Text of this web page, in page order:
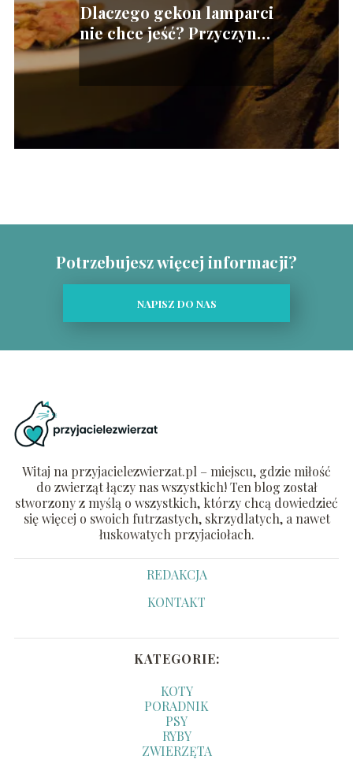
Dlaczego gekon lamparci
nie chce jeść? Przyczyny i
rozwiązania
Potrzebujesz więcej informacji?
NAPISZ DO NAS
Witaj na przyjacielezwierzat.pl – miejscu, gdzie miłość
do zwierząt łączy nas wszystkich! Ten blog został
stworzony z myślą o wszystkich, którzy chcą dowiedzieć
się więcej o swoich futrzastych, skrzydlatych, a nawet
łuskowatych przyjaciołach.
REDAKCJA
KONTAKT
KATEGORIE:
KOTY
PORADNIK
PSY
RYBY
ZWIERZĘTA